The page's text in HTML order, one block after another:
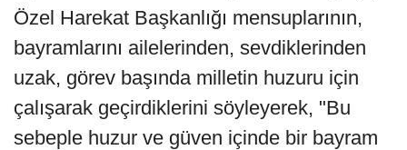
Özel Harekat Başkanlığı mensuplarının,
bayramlarını ailelerinden, sevdiklerinden
uzak, görev başında milletin huzuru için
çalışarak geçirdiklerini söyleyerek, "Bu
sebeple huzur ve güven içinde bir bayram